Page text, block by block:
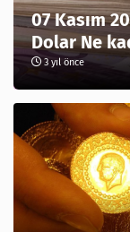
07 Kasım
Dolar Ne
3 yıl önce